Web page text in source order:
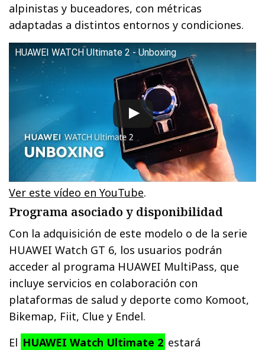
alpinistas y buceadores, con métricas
adaptadas a distintos entornos y condiciones.
HUAWEI WATCH Ultimate 2 - Unboxing
Ver este vídeo en YouTube.
Programa asociado y disponibilidad
Con la adquisición de este modelo o de la serie
HUAWEI Watch GT 6, los usuarios podrán
acceder al programa HUAWEI MultiPass, que
incluye servicios en colaboración con
plataformas de salud y deporte como Komoot,
Bikemap, Fiit, Clue y Endel.
El HUAWEI Watch Ultimate 2 estará